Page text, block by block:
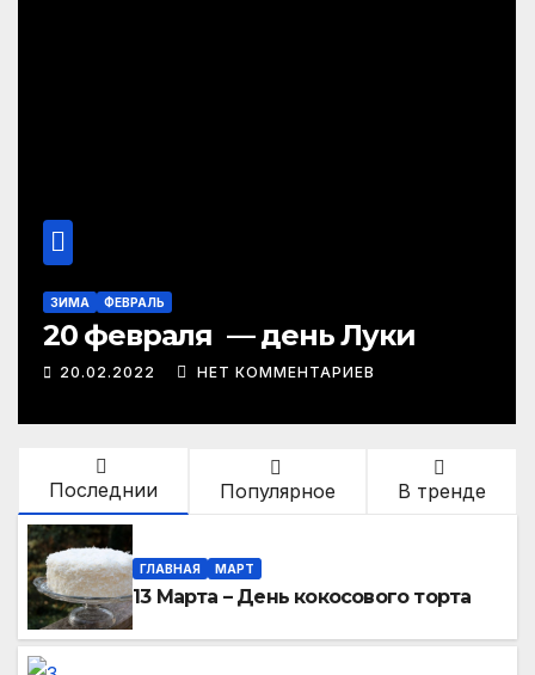
ЗИМА ФЕВРАЛЬ
20 февраля — день Луки
20.02.2022 НЕТ КОММЕНТАРИЕВ
Последнии Популярное В тренде
ГЛАВНАЯ МАРТ
13 Марта – День кокосового торта